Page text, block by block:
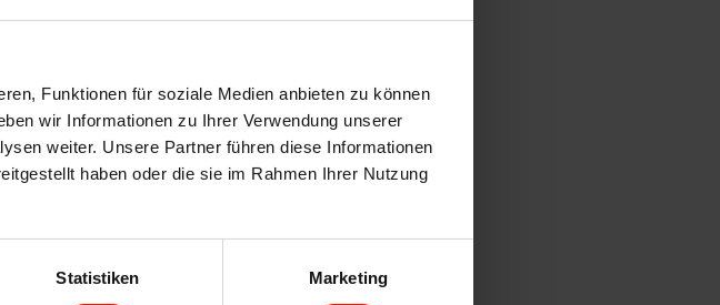
Funktionen für soziale Medien anbieten zu können
wir Informationen zu Ihrer Verwendung unserer
weiter. Unsere Partner führen diese Informationen
haben oder die sie im Rahmen Ihrer Nutzung
Statistiken Marketing